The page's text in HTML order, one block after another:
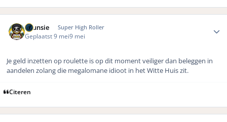
Brunsie Super High Roller
Geplaatst9 mei9 mei
Je geld inzetten op roulette is op dit moment veiliger dan beleggen in
aandelen zolang die megalomane idioot in het Witte Huis zit.
Citeren